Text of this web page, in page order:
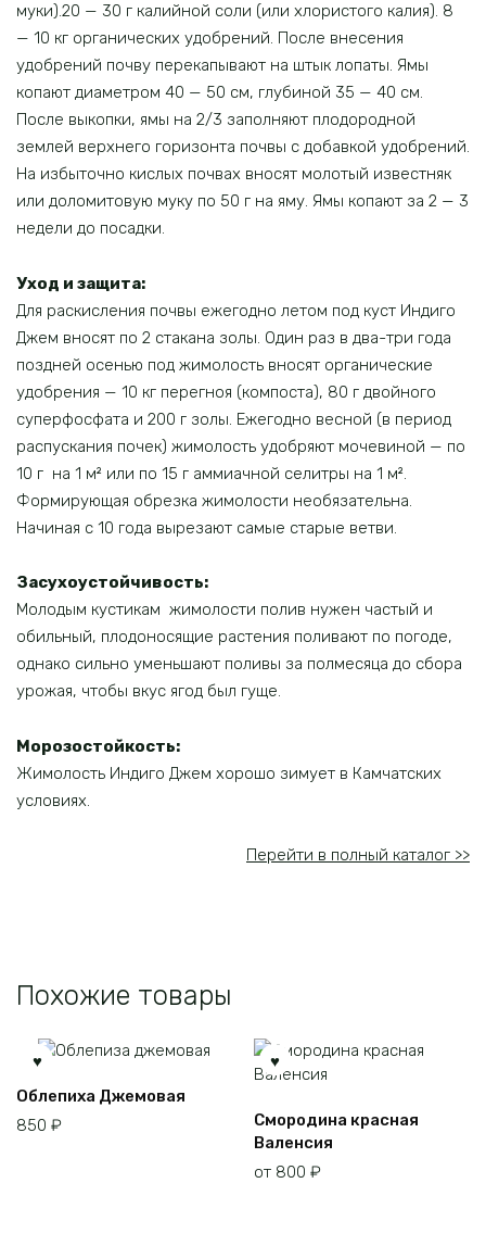
муки).20 — 30 г калийной соли (или хлористого калия). 8
— 10 кг органических удобрений. После внесения
удобрений почву перекапывают на штык лопаты. Ямы
копают диаметром 40 — 50 см, глубиной 35 — 40 см.
После выкопки, ямы на 2/3 заполняют плодородной
землей верхнего горизонта почвы с добавкой удобрений.
На избыточно кислых почвах вносят молотый известняк
или доломитовую муку по 50 г на яму. Ямы копают за 2 — 3
недели до посадки.
Уход и защита:
Для раскисления почвы ежегодно летом под куст Индиго
Джем вносят по 2 стакана золы. Один раз в два-три года
поздней осенью под жимолость вносят органические
удобрения — 10 кг перегноя (компоста), 80 г двойного
суперфосфата и 200 г золы. Ежегодно весной (в период
распускания почек) жимолость удобряют мочевиной — по
10 г на 1 м² или по 15 г аммиачной селитры на 1 м².
Формирующая обрезка жимолости необязательна.
Начиная с 10 года вырезают самые старые ветви.
Засухоустойчивость:
Молодым кустикам жимолости полив нужен частый и
обильный, плодоносящие растения поливают по погоде,
однако сильно уменьшают поливы за полмесяца до сбора
урожая, чтобы вкус ягод был гуще.
Морозостойкость:
Жимолость Индиго Джем хорошо зимует в Камчатских
условиях.
Перейти в полный каталог >>
Похожие товары
Облепиха Джемовая
850 ₽
товар
Смородина красная
Валенсия
от 800 ₽